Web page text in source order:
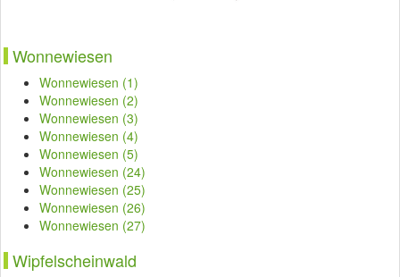
Wonnewiesen
Wonnewiesen (1)
Wonnewiesen (2)
Wonnewiesen (3)
Wonnewiesen (4)
Wonnewiesen (5)
Wonnewiesen (24)
Wonnewiesen (25)
Wonnewiesen (26)
Wonnewiesen (27)
Wipfelscheinwald